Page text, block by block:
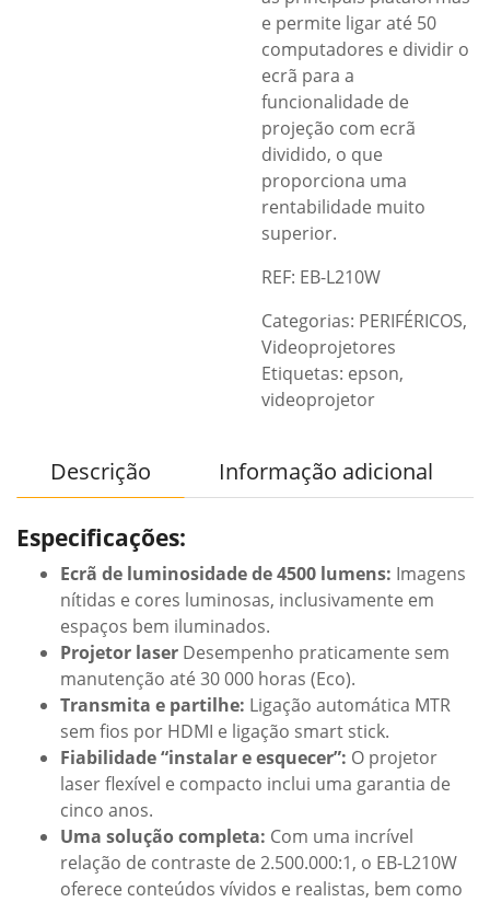
e permite ligar até 50
computadores e dividir o
ecrã para a
funcionalidade de
projeção com ecrã
dividido, o que
proporciona uma
rentabilidade muito
superior.
REF: EB-L210W
Categorias: PERIFÉRICOS,
Videoprojetores
Etiquetas: epson,
videoprojetor
Descrição Informação adicional
Especificações:
Ecrã de luminosidade de 4500 lumens: Imagens
nítidas e cores luminosas, inclusivamente em
espaços bem iluminados.
Projetor laser Desempenho praticamente sem
manutenção até 30 000 horas (Eco).
Transmita e partilhe: Ligação automática MTR
sem fios por HDMI e ligação smart stick.
Fiabilidade “instalar e esquecer”: O projetor
laser flexível e compacto inclui uma garantia de
cinco anos.
Uma solução completa: Com uma incrível
relação de contraste de 2.500.000:1, o EB-L210W
oferece conteúdos vívidos e realistas, bem como